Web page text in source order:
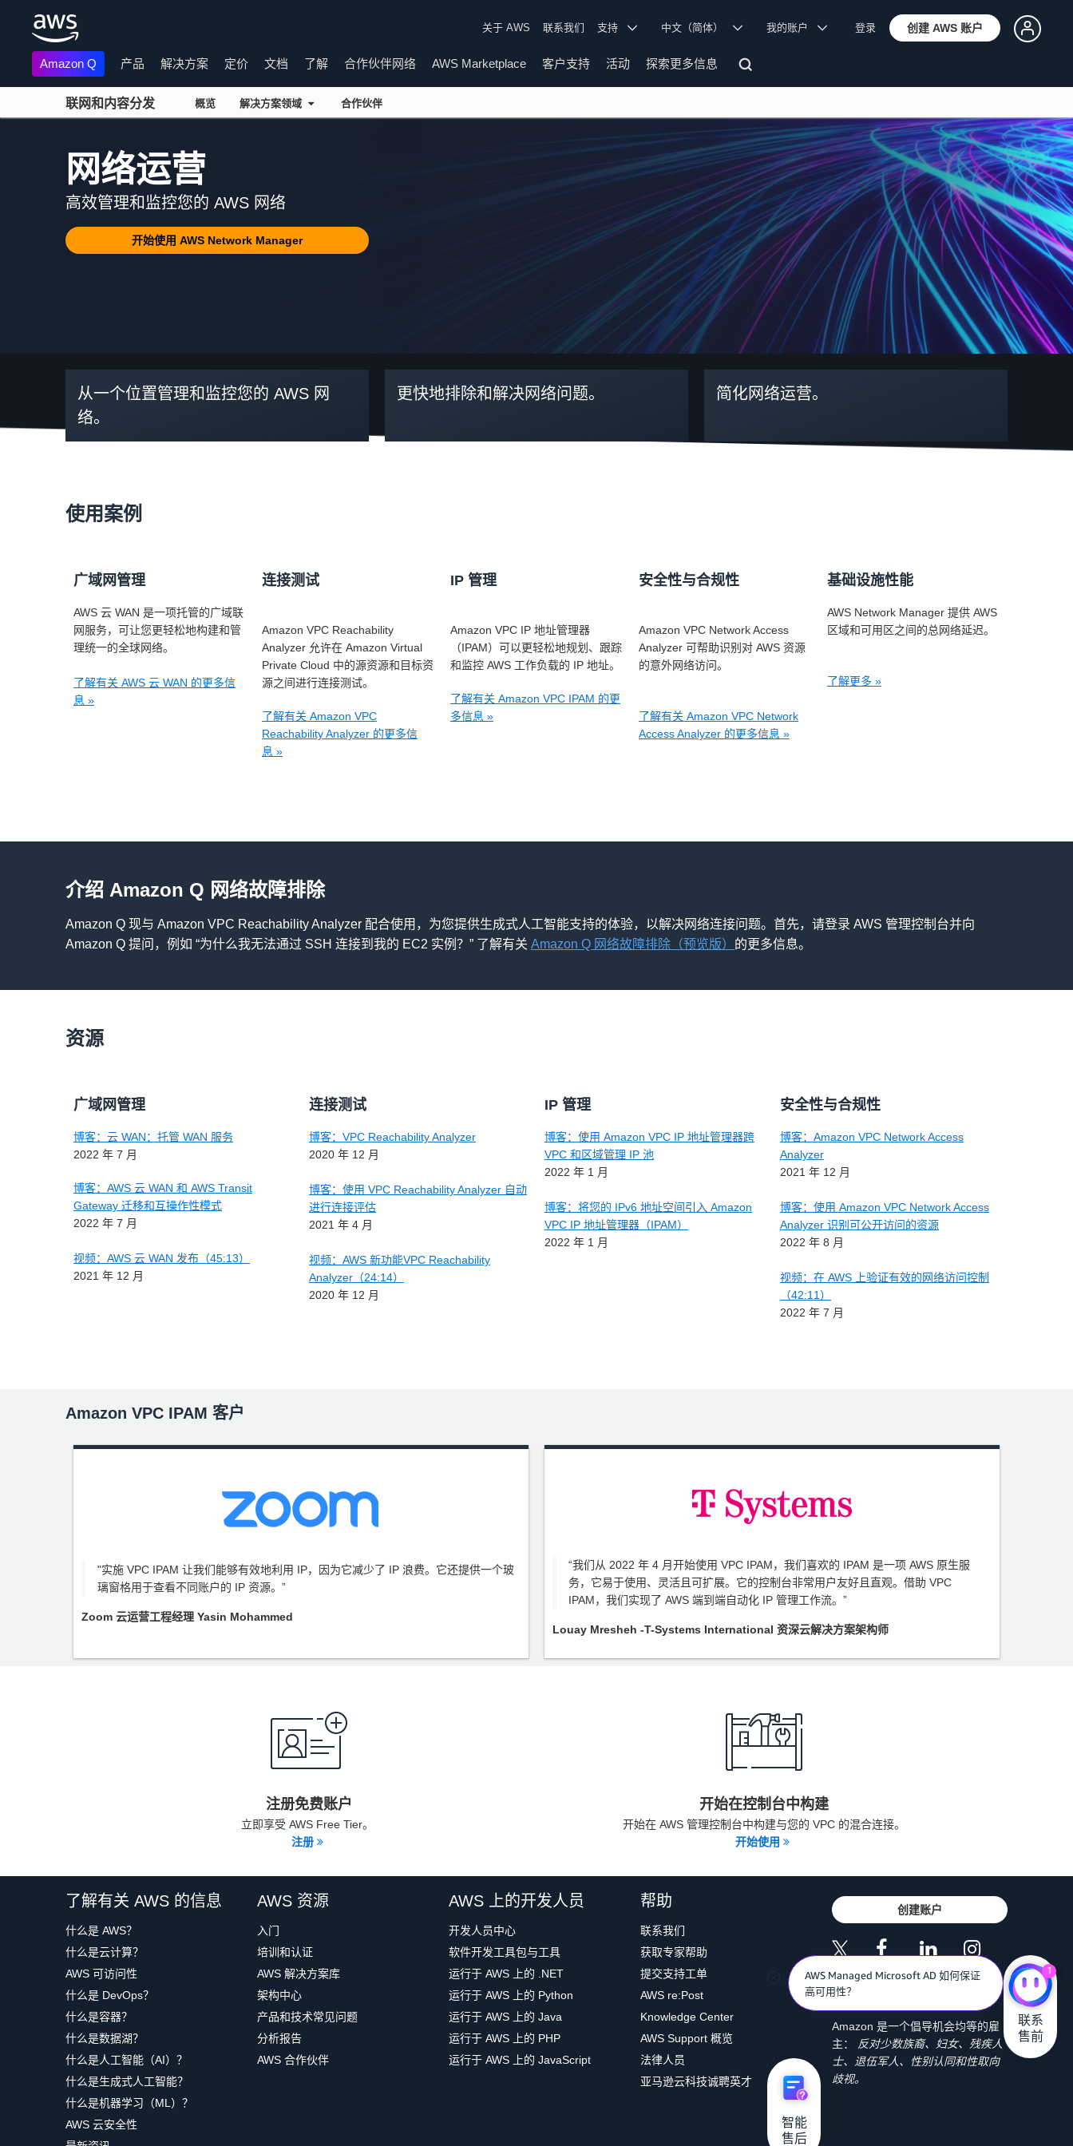
关于 AWS 联系我们 支持 中文（简体） 我的账户 登录 创建 AWS 账户
Amazon Q 产品 解决方案 定价 文档 了解 合作伙伴网络 AWS Marketplace 客户支持 活动 探索更多信息
联网和内容分发 概览 解决方案领域 合作伙伴
网络运营
高效管理和监控您的 AWS 网络
开始使用 AWS Network Manager
从一个位置管理和监控您的 AWS 网
络。
更快地排除和解决网络问题。 简化网络运营。
使用案例
广域网管理
AWS 云 WAN 是一项托管的广域联
网服务，可让您更轻松地构建和管
理统一的全球网络。
了解有关 AWS 云 WAN 的更多信
息 »
连接测试
Amazon VPC Reachability
Analyzer 允许在 Amazon Virtual
Private Cloud 中的源资源和目标资
源之间进行连接测试。
了解有关 Amazon VPC
Reachability Analyzer 的更多信
息 »
IP 管理
Amazon VPC IP 地址管理器
（IPAM）可以更轻松地规划、跟踪
和监控 AWS 工作负载的 IP 地址。
了解有关 Amazon VPC IPAM 的更
多信息 »
安全性与合规性
Amazon VPC Network Access
Analyzer 可帮助识别对 AWS 资源
的意外网络访问。
了解有关 Amazon VPC Network
Access Analyzer 的更多信息 »
基础设施性能
AWS Network Manager 提供 AWS
区域和可用区之间的总网络延迟。
了解更多 »
介绍 Amazon Q 网络故障排除
Amazon Q 现与 Amazon VPC Reachability Analyzer 配合使用，为您提供生成式人工智能支持的体验，以解决网络连接问题。首先，请登录 AWS 管理控制台并向
Amazon Q 提问，例如 “为什么我无法通过 SSH 连接到我的 EC2 实例？” 了解有关 Amazon Q 网络故障排除（预览版） 的更多信息。
资源
广域网管理
博客：云 WAN：托管 WAN 服务
2022 年 7 月
博客：AWS 云 WAN 和 AWS Transit
Gateway 迁移和互操作性模式
2022 年 7 月
视频：AWS 云 WAN 发布（45:13）
2021 年 12 月
连接测试
博客：VPC Reachability Analyzer
2020 年 12 月
博客：使用 VPC Reachability Analyzer 自动
进行连接评估
2021 年 4 月
视频：AWS 新功能VPC Reachability
Analyzer（24:14）
2020 年 12 月
IP 管理
博客：使用 Amazon VPC IP 地址管理器跨
VPC 和区域管理 IP 池
2022 年 1 月
博客：将您的 IPv6 地址空间引入 Amazon
VPC IP 地址管理器（IPAM）
2022 年 1 月
安全性与合规性
博客：Amazon VPC Network Access
Analyzer
2021 年 12 月
博客：使用 Amazon VPC Network Access
Analyzer 识别可公开访问的资源
2022 年 8 月
视频：在 AWS 上验证有效的网络访问控制
（42:11）
2022 年 7 月
Amazon VPC IPAM 客户
"实施 VPC IPAM 让我们能够有效地利用 IP，因为它减少了 IP 浪费。它还提供一个玻
璃窗格用于查看不同账户的 IP 资源。”
Zoom 云运营工程经理 Yasin Mohammed
“我们从 2022 年 4 月开始使用 VPC IPAM，我们喜欢的 IPAM 是一项 AWS 原生服
务，它易于使用、灵活且可扩展。它的控制台非常用户友好且直观。借助 VPC
IPAM，我们实现了 AWS 端到端自动化 IP 管理工作流。”
Louay Mresheh -T-Systems International 资深云解决方案架构师
注册免费账户
立即享受 AWS Free Tier。
注册
开始在控制台中构建
开始在 AWS 管理控制台中构建与您的 VPC 的混合连接。
开始使用
了解有关 AWS 的信息
什么是 AWS？
什么是云计算？
AWS 可访问性
什么是 DevOps？
什么是容器？
什么是数据湖？
什么是人工智能（AI）？
什么是生成式人工智能？
什么是机器学习（ML）？
AWS 云安全性
AWS 资源
入门
培训和认证
AWS 解决方案库
架构中心
产品和技术常见问题
分析报告
AWS 合作伙伴
AWS 上的开发人员
开发人员中心
软件开发工具包与工具
运行于 AWS 上的 .NET
运行于 AWS 上的 Python
运行于 AWS 上的 Java
运行于 AWS 上的 PHP
运行于 AWS 上的 JavaScript
帮助
联系我们
获取专家帮助
提交支持工单
AWS re:Post
Knowledge Center
AWS Support 概览
法律人员
亚马逊云科技诚聘英才
创建账户
Amazon 是一个倡导机会均等的雇
主：
反对少数族裔、妇女、残疾人
士、退伍军人、性别认同和性取向
歧视。
AWS Managed Microsoft AD 如何保证
高可用性？
1
联系
售前
智能
售后